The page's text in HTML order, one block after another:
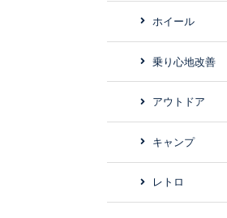
ホイール
乗り心地改善
アウトドア
キャンプ
レトロ